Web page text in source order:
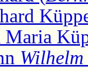
Maria
Wilhelm